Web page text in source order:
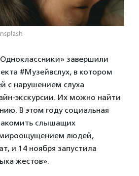
завершили
#Музейвслух, в котором
с нарушением слуха
экскурсии. Их можно найти
В этом году социальная
слышащих
мироощущением людей,
и 14 ноября запустила
жестов».